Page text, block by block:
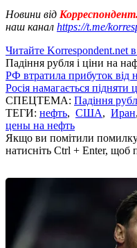
Новини від
наш канал https://t.me/
Читайте Korrespondent.net
Падіння рубля і ціни на
РФ втратила прибуток від
Росія намагається підняти
СПЕЦТЕМА: Падіння
ТЕГИ: нефть, США, Иран
цены на нефть
Якщо ви помітили помилку,
натисніть Ctrl + Enter, щоб